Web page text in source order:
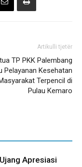
Artikulli tjetër
TP PKK Palembang
Pelayanan Kesehatan
Terpencil di
Pulau Kemaro
Apresiasi